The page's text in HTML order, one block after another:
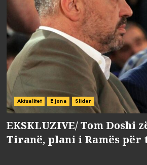
Aktualitet E jona Slider
EKSKLUZIVE/ Tom Doshi
Tiranë, plani i Ramës